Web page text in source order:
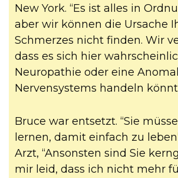
New York. “Es ist alles in
aber wir können die Ursache
Schmerzes nicht finden. Wir
dass es sich hier
Neuropathie oder eine
Nervensystems handeln
Bruce war entsetzt. “Sie
lernen, damit einfach zu
Arzt, “Ansonsten sind Sie
mir leid, dass ich nicht mehr